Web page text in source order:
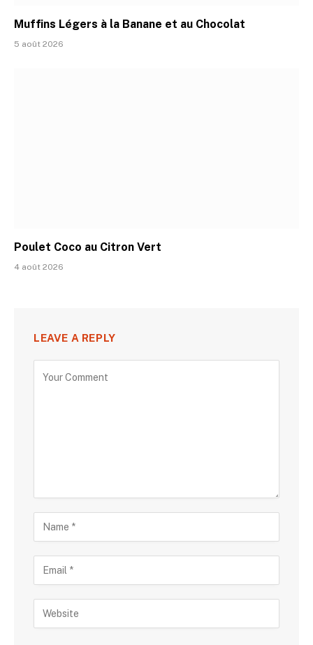
Muffins Légers à la Banane et au Chocolat
5 août 2026
Poulet Coco au Citron Vert
4 août 2026
LEAVE A REPLY